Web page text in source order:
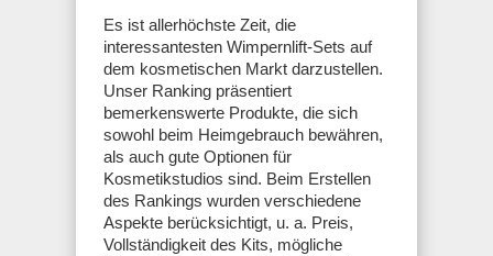
Es ist allerhöchste Zeit, die
interessantesten Wimpernlift-Sets auf
dem kosmetischen Markt darzustellen.
Unser Ranking präsentiert
bemerkenswerte Produkte, die sich
sowohl beim Heimgebrauch bewähren,
als auch gute Optionen für
Kosmetikstudios sind. Beim Erstellen
des Rankings wurden verschiedene
Aspekte berücksichtigt, u. a. Preis,
Vollständigkeit des Kits, mögliche